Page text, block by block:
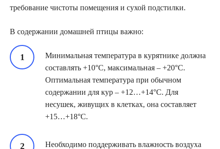
требование чистоты помещения и сухой подстилки.
В содержании домашней птицы важно:
Минимальная температура в курятнике должна
составлять +10°C, максимальная – +20°C.
Оптимальная температура при обычном
содержании для кур – +12…+14°C. Для
несушек, живущих в клетках, она составляет
+15…+18°C.
Необходимо поддерживать влажность воздуха